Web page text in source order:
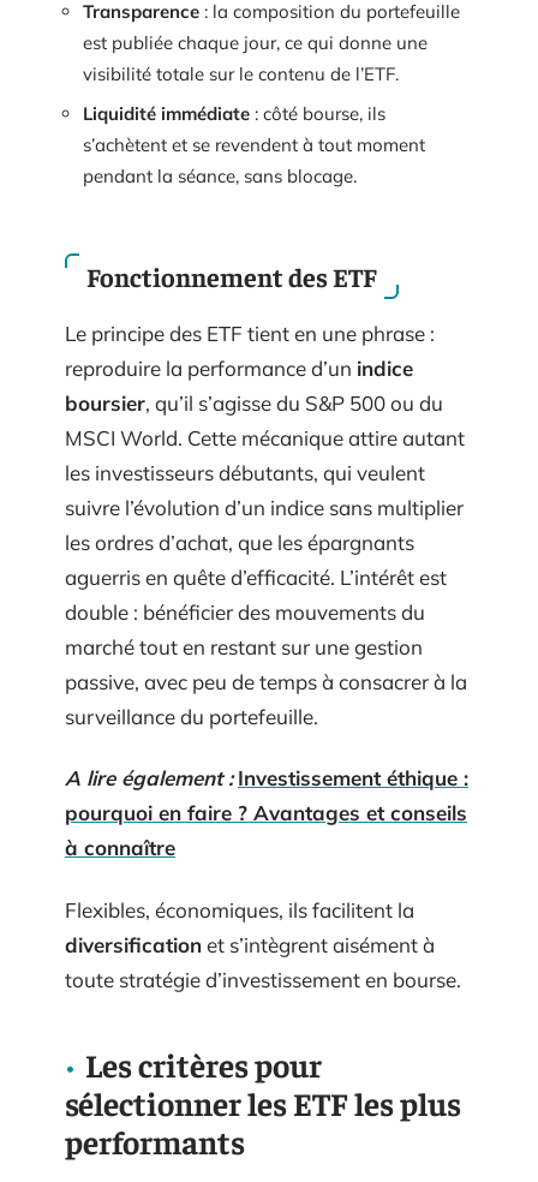
Transparence : la composition du portefeuille
est publiée chaque jour, ce qui donne une
visibilité totale sur le contenu de l’ETF.
Liquidité immédiate : côté bourse, ils
s’achètent et se revendent à tout moment
pendant la séance, sans blocage.
Fonctionnement des ETF
Le principe des ETF tient en une phrase :
reproduire la performance d’un indice
boursier, qu’il s’agisse du S&P 500 ou du
MSCI World. Cette mécanique attire autant
les investisseurs débutants, qui veulent
suivre l’évolution d’un indice sans multiplier
les ordres d’achat, que les épargnants
aguerris en quête d’efficacité. L’intérêt est
double : bénéficier des mouvements du
marché tout en restant sur une gestion
passive, avec peu de temps à consacrer à la
surveillance du portefeuille.
A lire également : Investissement éthique :
pourquoi en faire ? Avantages et conseils
à connaître
Flexibles, économiques, ils facilitent la
diversificationet s’intègrent aisément à
toute stratégie d’investissement en bourse.
Les critères pour
sélectionner les ETF les plus
performants